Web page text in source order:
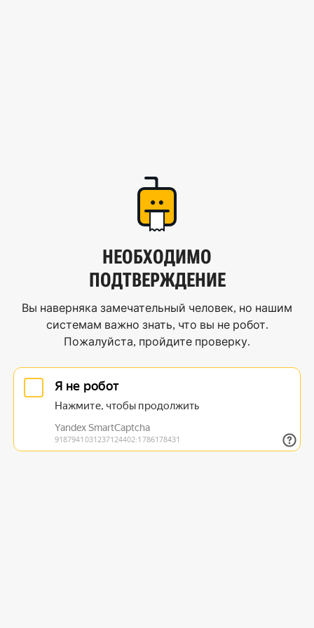
НЕОБХОДИМО
ПОДТВЕРЖДЕНИЕ
Вы наверняка замечательный человек, но нашим
системам важно знать, что вы не робот.
Пожалуйста, пройдите проверку.